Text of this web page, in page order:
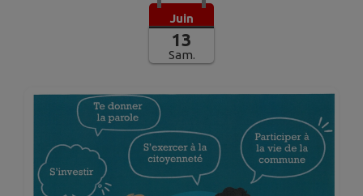
Juin
13
Sam.